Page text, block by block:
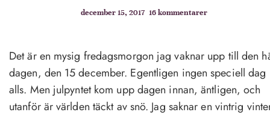
december 15, 2017 16 kommentarer
Det är en mysig fredagsmorgon jag vaknar upp till den
dagen, den 15 december. Egentligen ingen speciell dag
alls. Men julpyntet kom upp dagen innan, äntligen, och
utanför är världen täckt av snö. Jag saknar en vintrig